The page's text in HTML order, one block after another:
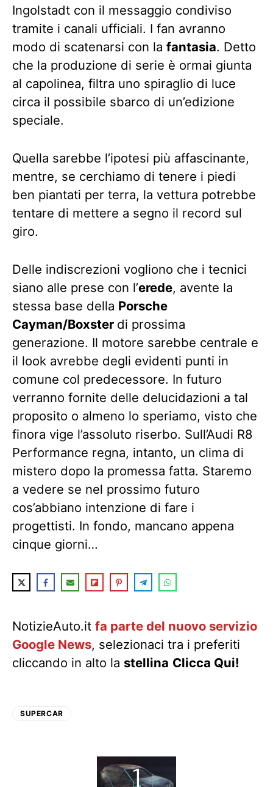
Ingolstadt con il messaggio condiviso
tramite i canali ufficiali. I fan avranno
modo di scatenarsi con la fantasia. Detto
che la produzione di serie è ormai giunta
al capolinea, filtra uno spiraglio di luce
circa il possibile sbarco di un’edizione
speciale.
Quella sarebbe l’ipotesi più affascinante,
mentre, se cerchiamo di tenere i piedi
ben piantati per terra, la vettura potrebbe
tentare di mettere a segno il record sul
giro.
Delle indiscrezioni vogliono che i tecnici
siano alle prese con l’erede, avente la
stessa base della Porsche
Cayman/Boxster di prossima
generazione. Il motore sarebbe centrale e
il look avrebbe degli evidenti punti in
comune col predecessore. In futuro
verranno fornite delle delucidazioni a tal
proposito o almeno lo speriamo, visto che
finora vige l’assoluto riserbo. Sull’Audi R8
Performance regna, intanto, un clima di
mistero dopo la promessa fatta. Staremo
a vedere se nel prossimo futuro
cos’abbiano intenzione di fare i
progettisti. In fondo, mancano appena
cinque giorni…
NotizieAuto.it fa parte del nuovo servizio
Google News, selezionaci tra i preferiti
cliccando in alto la stellina Clicca Qui!
SUPERCAR